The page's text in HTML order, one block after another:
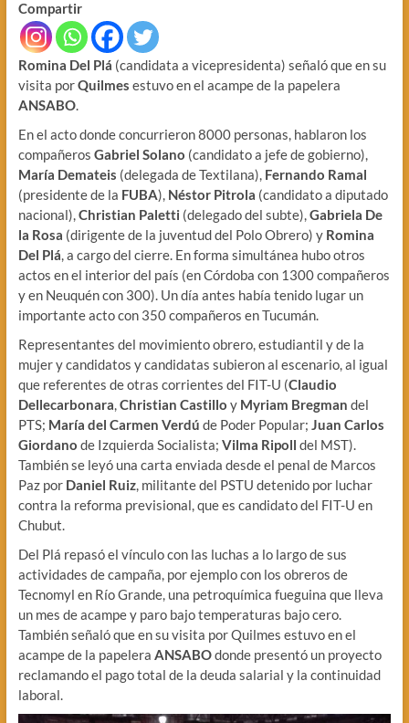
Compartir
Romina Del Plá (candidata a vicepresidenta) señaló que en su
visita porQuilmes estuvo en el acampe de la papelera
ANSABO.
En el acto donde concurrieron 8000 personas, hablaron los
compañeros Gabriel Solano (candidato a jefe de gobierno),
María Demateis (delegada de Textilana), Fernando Ramal
(presidente de la FUBA), Néstor Pitrola (candidato a diputado
nacional),Christian Paletti (delegado del subte),Gabriela De
la Rosa (dirigente de la juventud del Polo Obrero) y Romina
Del Plá, a cargo del cierre. En forma simultánea hubo otros
actos en el interior del país (en Córdoba con 1300 compañeros
y en Neuquén con 300). Un día antes había tenido lugar un
importante acto con 350 compañeros en Tucumán.
Representantes del movimiento obrero, estudiantil y de la
mujer y candidatos y candidatas subieron al escenario, al igual
que referentes de otras corrientes del FIT-U (Claudio
Dellecarbonara,Christian Castillo y Myriam Bregman del
PTS; María del Carmen Verdú de Poder Popular; Juan Carlos
Giordano de Izquierda Socialista; Vilma Ripoll del MST).
También se leyó una carta enviada desde el penal de Marcos
Paz por Daniel Ruiz, militante del PSTU detenido por luchar
contra la reforma previsional, que es candidato del FIT-U en
Chubut.
Del Plá repasó el vínculo con las luchas a lo largo de sus
actividades de campaña, por ejemplo con los obreros de
Tecnomyl en Río Grande, una petroquímica fueguina que lleva
un mes de acampe y paro bajo temperaturas bajo cero.
También señaló que en su visita por Quilmes estuvo en el
acampe de la papelera ANSABOdonde presentó un proyecto
reclamando el pago total de la deuda salarial y la continuidad
laboral.